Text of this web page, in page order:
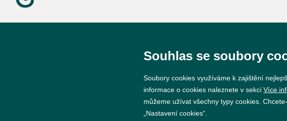
Souhlas se soubory
Soubory cookies využíváme k zajištění
informace o cookies naleznete v sekci Více
můžeme užívat všechny typy cookies.
„Nastavení cookies“.